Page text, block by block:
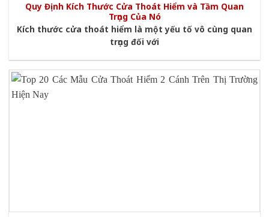
Quy Định Kích Thước Cửa Thoát Hiểm và Tầm Quan
Trọng Của Nó
Kích thước cửa thoát hiểm là một yếu tố vô cùng quan
trọng đối với